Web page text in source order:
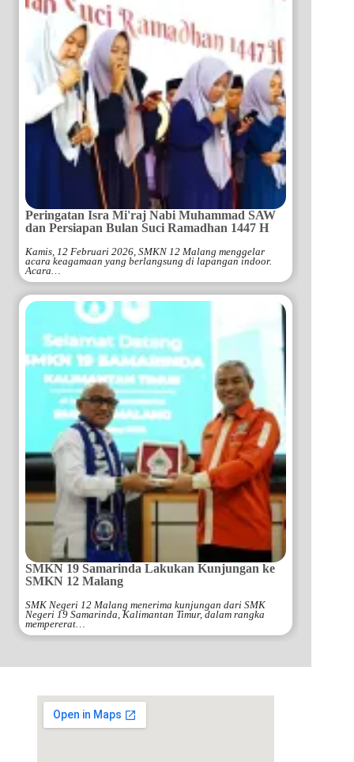
Peringatan Isra Mi'raj Nabi Muhammad SAW
dan Persiapan Bulan Suci Ramadhan 1447 H
Kamis, 12 Februari 2026, SMKN 12 Malang menggelar
acara keagamaan yang berlangsung di lapangan indoor.
Acara…
SMKN 19 Samarinda Lakukan Kunjungan ke
SMKN 12 Malang
SMK Negeri 12 Malang menerima kunjungan dari SMK
Negeri 19 Samarinda, Kalimantan Timur, dalam rangka
mempererat…